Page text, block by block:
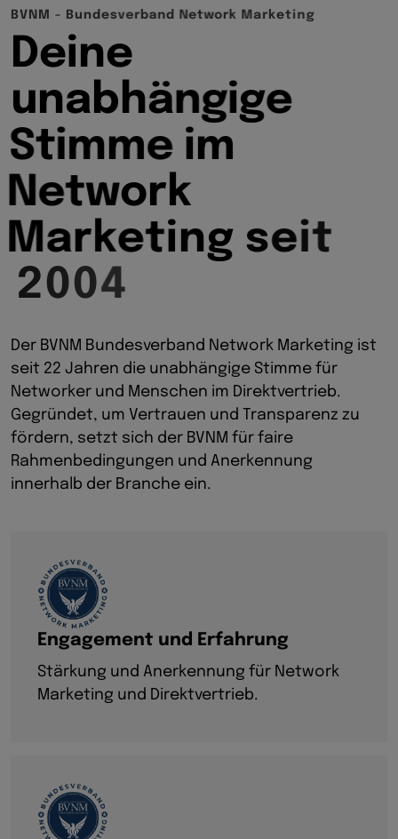
BV N M - Bu nd esver band Network Market ing
Deine
unabhängige
Stimme im
Network
Marketing seit
2004
Der BVNM Bundesverband Network Marketing ist
seit 22 Jahren die unabhängige Stimme für
Networker und Menschen im Direktvertrieb.
Gegründet, um Vertrauen und Transparenz zu
fördern, setzt sich der BVNM für faire
Rahmenbedingungen und Anerkennung
innerhalb der Branche ein.
Engagement und Erfahrung
Stärkung und Anerkennung für Network
Marketing und Direktvertrieb.